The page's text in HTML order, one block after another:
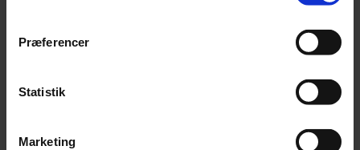
Præferencer
Statistik
Marketing